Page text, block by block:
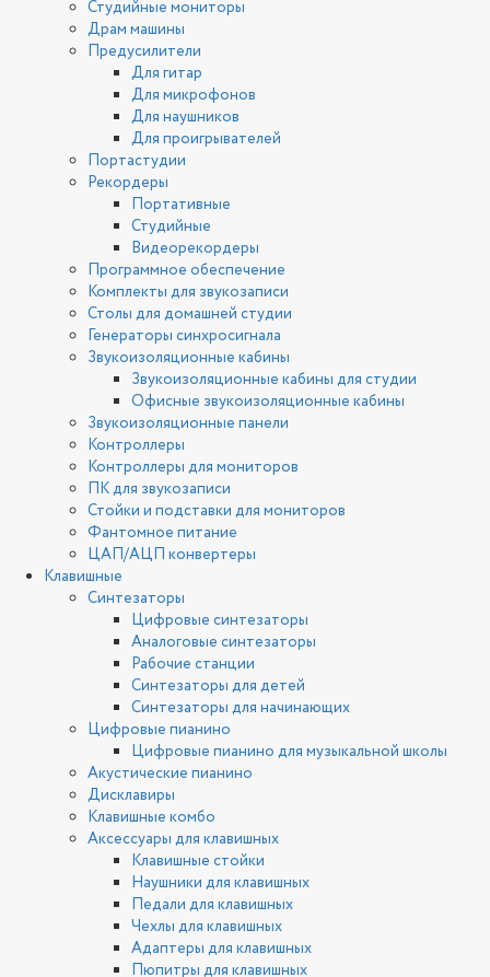
Студийные мониторы
Драм машины
Предусилители
Для гитар
Для микрофонов
Для наушников
Для проигрывателей
Портастудии
Рекордеры
Портативные
Студийные
Видеорекордеры
Программное обеспечение
Комплекты для звукозаписи
Столы для домашней студии
Генераторы синхросигнала
Звукоизоляционные кабины
Звукоизоляционные кабины для студии
Офисные звукоизоляционные кабины
Звукоизоляционные панели
Контроллеры
Контроллеры для мониторов
ПК для звукозаписи
Стойки и подставки для мониторов
Фантомное питание
ЦАП/АЦП конвертеры
Клавишные
Синтезаторы
Цифровые синтезаторы
Аналоговые синтезаторы
Рабочие станции
Синтезаторы для детей
Синтезаторы для начинающих
Цифровые пианино
Цифровые пианино для музыкальной школы
Акустические пианино
Дисклавиры
Клавишные комбо
Аксессуары для клавишных
Клавишные стойки
Наушники для клавишных
Педали для клавишных
Чехлы для клавишных
Адаптеры для клавишных
Пюпитры для клавишных